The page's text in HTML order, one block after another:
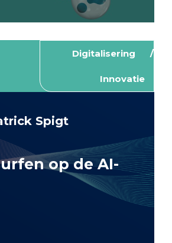
Digitalisering
Innovatie
Spigt
op de AI-